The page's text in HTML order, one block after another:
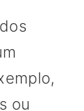
ou